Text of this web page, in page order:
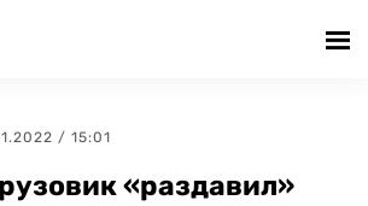
/ 15:01
«раздавил»